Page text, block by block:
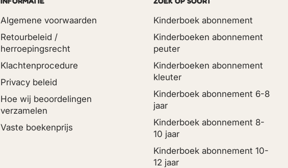
Algemene voorwaarden
Retourbeleid /
herroepingsrecht
Klachtenprocedure
Privacy beleid
Hoe wij beoordelingen
verzamelen
Vaste boekenprijs
Kinderboek abonnement
Kinderboeken abonnement
peuter
Kinderboeken abonnement
kleuter
Kinderboek abonnement 6-8
jaar
Kinderboek abonnement 8-
10 jaar
Kinderboek abonnement 10-
12 jaar